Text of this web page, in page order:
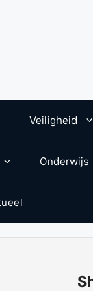
Veiligheid
Onderwijs